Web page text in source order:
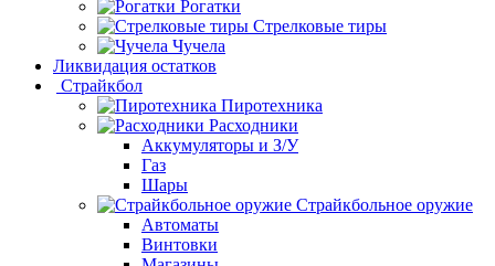
Рогатки
Стрелковые тиры
Чучела
Ликвидация остатков
Страйкбол
Пиротехника
Расходники
Аккумуляторы и З/У
Газ
Шары
Страйкбольное оружие
Автоматы
Винтовки